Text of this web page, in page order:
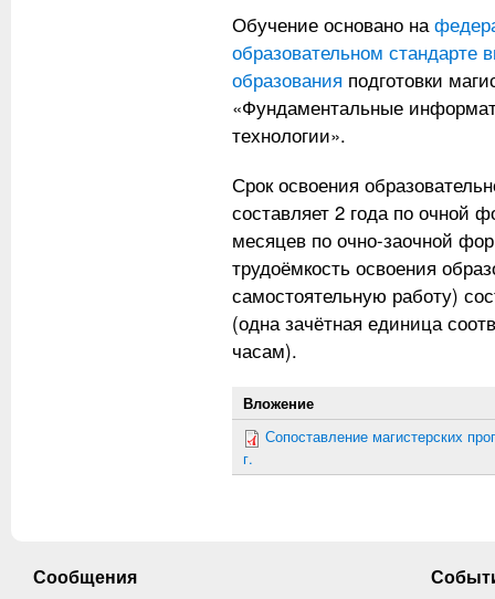
Обучение основано на
образовательном стандарте
образования подготовки
«Фундаментальные
технологии».
Срок освоения
составляет 2 года по очной
месяцев по очно-заочной
трудоёмкость освоения
самостоятельную работу)
(одна зачётная единица
часам).
Вложение
Сопоставление магистерских
г.
Сообщения